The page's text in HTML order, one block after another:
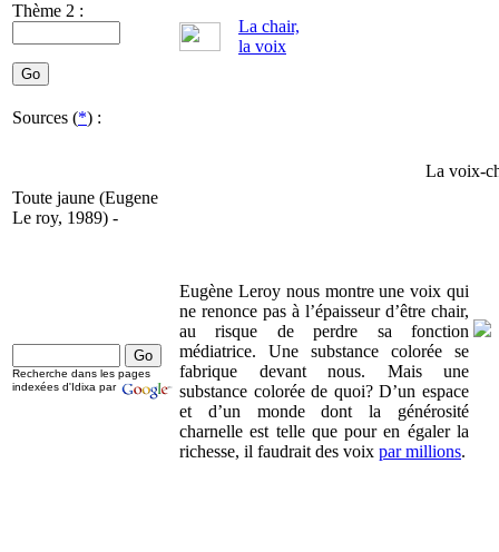
Thème 2 :
La chair,
la voix
Sources (*) :
Toute jaune (Eugene
Le roy, 1989) -
La voix-
Eugène Leroy nous montre une voix qui
ne renonce pas à l’épaisseur d’être chair,
au risque de perdre sa fonction
médiatrice. Une substance colorée se
fabrique devant nous. Mais une
substance colorée de quoi? D’un espace
et d’un monde dont la générosité
charnelle est telle que pour en égaler la
richesse, il faudrait des voix par millions.
Recherche dans les pages
indexées d'Idixa par